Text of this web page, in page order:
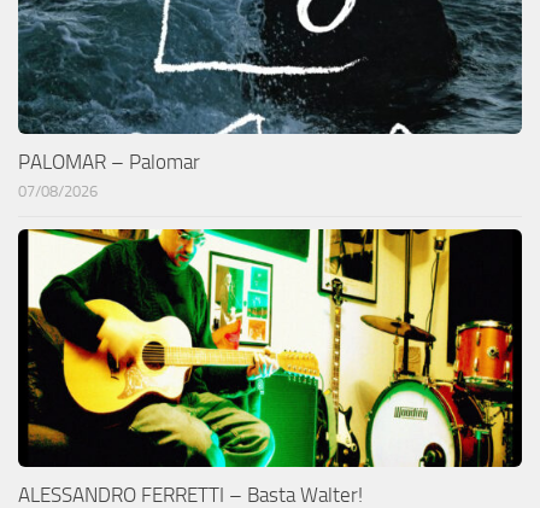
PALOMAR – Palomar
07/08/2026
ALESSANDRO FERRETTI – Basta Walter!